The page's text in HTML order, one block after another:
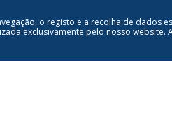
o registo e a recolha de dados
exclusivamente pelo nosso website.